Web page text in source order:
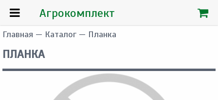
Главная — Каталог — Планка
ПЛАНКА
Агрокомплект